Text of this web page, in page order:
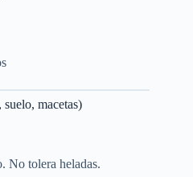
macetas)
No tolera heladas.